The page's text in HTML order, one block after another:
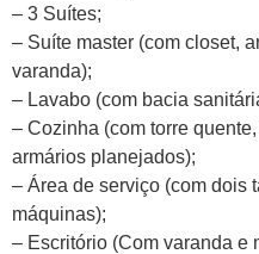
– 3 Suítes;
– Suíte master (com closet,
varanda);
– Lavabo (com bacia
– Cozinha (com torre
armários planejados);
– Área de serviço (com dois
máquinas);
– Escritório (Com varanda e